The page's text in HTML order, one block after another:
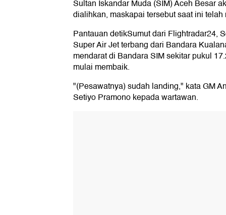
Sultan Iskandar Muda (SIM) Aceh Besar
dialihkan, maskapai tersebut saat ini telah
Pantauan detikSumut dari Flightradar24,
Super Air Jet terbang dari Bandara
mendarat di Bandara SIM sekitar pukul
mulai membaik.
"(Pesawatnya) sudah landing," kata GM
Setiyo Pramono kepada wartawan.